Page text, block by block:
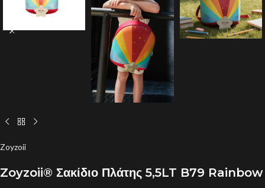
Zoyzoii
Zoyzoii® Σακίδιο Πλάτης 5,5LT B79 Rainbow